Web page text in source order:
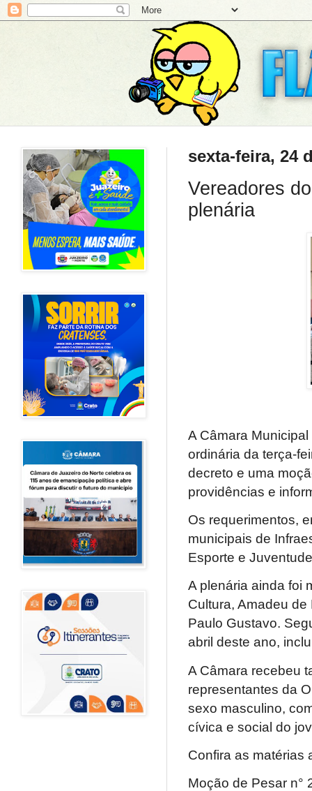
sexta-feira, 24
Vereadores
plenária
A Câmara
ordinária da terça-
decreto e uma
providências e
Os requerimentos,
municipais de
Esporte e
A plenária ainda foi
Cultura, Amadeu
Paulo Gustavo.
abril deste ano,
A Câmara recebeu
representantes da
sexo masculino,
cívica e social do
Confira as matérias
Moção de Pesar n°